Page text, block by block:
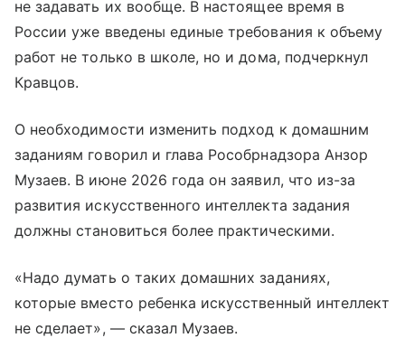
не задавать их вообще. В настоящее время в
России уже введены единые требования к объему
работ не только в школе, но и дома, подчеркнул
Кравцов.
О необходимости изменить подход к домашним
заданиям говорил и глава Рособрнадзора Анзор
Музаев. В июне 2026 года он заявил, что из-за
развития искусственного интеллекта задания
должны становиться более практическими.
«Надо думать о таких домашних заданиях,
которые вместо ребенка искусственный интеллект
не сделает», — сказал Музаев.